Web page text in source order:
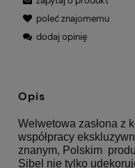
poleć znajomemu
dodaj opinię
Opis
Welwetowa zasłona z
współpracy
znanym, Polskim
Sibel nie tylko